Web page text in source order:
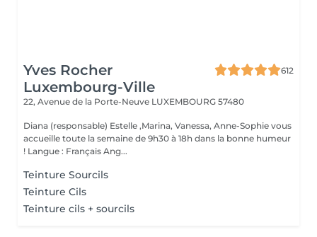
Yves Rocher
Luxembourg-Ville
612
22, Avenue de la Porte-Neuve LUXEMBOURG 57480
Diana (responsable) Estelle ,Marina, Vanessa, Anne-Sophie vous
accueille toute la semaine de 9h30 à 18h dans la bonne humeur
! Langue : Français Ang...
Teinture Sourcils
Teinture Cils
Teinture cils + sourcils